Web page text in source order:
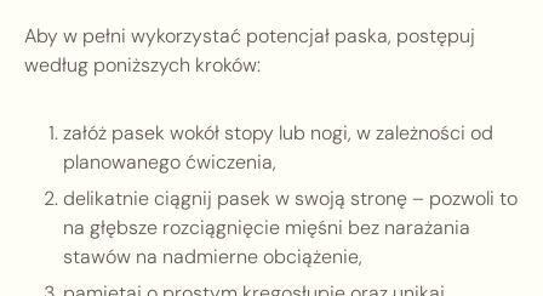
Aby w pełni wykorzystać potencjał paska, postępuj
według poniższych kroków:
załóż pasek wokół stopy lub nogi, w zależności od
planowanego ćwiczenia,
delikatnie ciągnij pasek w swoją stronę – pozwoli to
na głębsze rozciągnięcie mięśni bez narażania
stawów na nadmierne obciążenie,